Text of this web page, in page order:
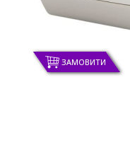
ЗАМОВИТИ